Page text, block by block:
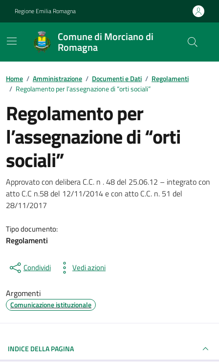
Regione Emilia Romagna
Comune di Morciano di
Romagna
Contenuti in evidenza
Home / Amministrazione / Documenti e Dati / Regolamenti
/ Regolamento per l’assegnazione di “orti sociali”
Regolamento per
l’assegnazione di “orti
sociali”
Dettagli del documento
Approvato con delibera C.C. n . 48 del 25.06.12 – integrato con
atto C.C n.58 del 12/11/2014 e con atto C.C. n. 51 del
28/11/2017
Tipo documento:
Regolamenti
Condividi Vedi azioni
Argomenti
Comunicazione istituzionale
INDICE DELLA PAGINA